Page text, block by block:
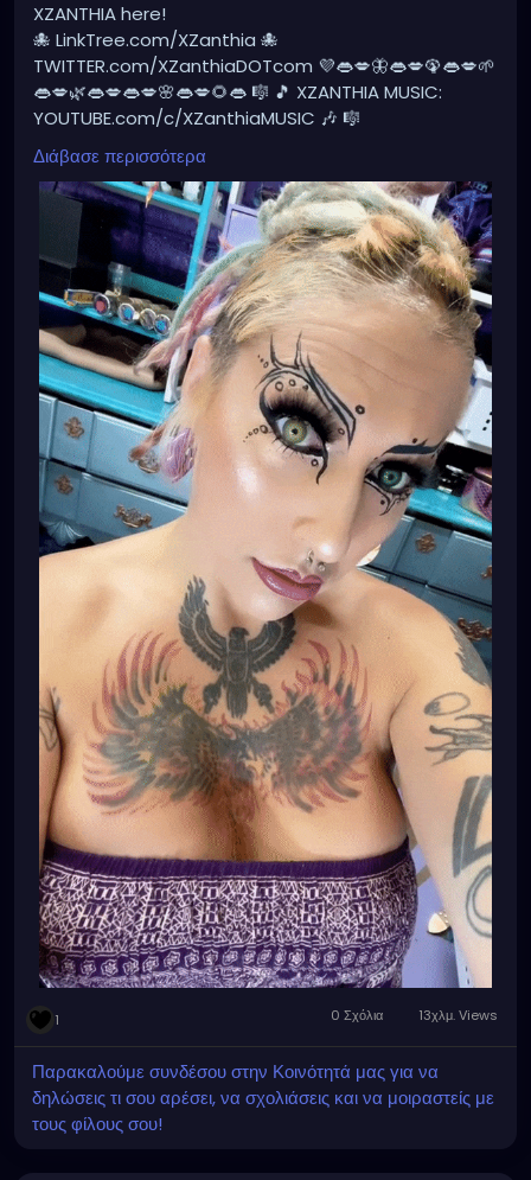
XZANTHIA here!
🐙 LinkTree.com/XZanthia 🐙
TWITTER.com/XZanthiaDOTcom 💜👄💋🦋👄💋🦚👄💋🌱
👄💋🌿👄💋👄💋🌸👄💋🌻👄 🎼 🎵 XZANTHIA MUSIC:
YOUTUBE.com/c/XZanthiaMUSIC 🎶 🎼
PATREON.com/XZanthia⭐️🌹
#dreadlockstyles #dreadlockstyle
#dreadlockshare#dreadlockshair
#dreadlockstylesforwomen#dreadlocksstyles
#dreadlocksgirl#beautydreadlocks
#dreadlocksinstraighthair#girlswithdreadlocks
#caucasiandreadlocks#blondedreadlocks
#dreadlockgirl#dreadlockgirls #dreadlockwoman
#dreadlocklady#dreadhead
#dreadheadsdoitbetter
#dreadheads
#dreadheadbeauty #dreadheadnation
#dreadheadshawty
#dreadheadgirls
#dreadheadwomen
#dreadheadgirl
#dreadheadlover
#dreadheadqueen
#dreadheadhottie
🌸💕🌸💕💜⚙️🌸💕💜
Διάβασε περισσότερα
1 0 Σχόλια 13χλμ. Views
Παρακαλούμε συνδέσου στην Κοινότητά μας για να
δηλώσεις τι σου αρέσει, να σχολιάσεις και να μοιραστείς με
τους φίλους σου!